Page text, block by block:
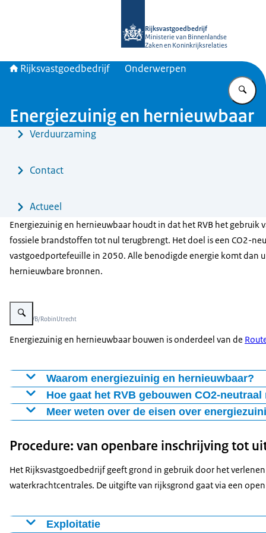
Rijksvastgoedbedrijf
Ministerie van Binnenlandse
Zaken en Koninkrijksrelaties
Rijksvastgoedbedrijf Onderwerpen
Energiezuinig en hernieuwbaar
MenuVerduurzaming
Contact
Actueel
Energiezuinig en hernieuwbaar houdt in dat het RVB het gebruik
fossiele brandstoffen tot nul terugbrengt. Het doel is een CO2-
vastgoedportefeuille in 2050. Alle benodigde energie komt dan
hernieuwbare bronnen.
Vergroot afbeelding Zonnepanelen op de Van Ghentkazerne
Beeld: RVB/RobinUtrecht
Energiezuinig en hernieuwbaar bouwen is onderdeel van de
Waarom energiezuinig en hernieuwbaar?
Het doel is een CO2-neutrale vastgoedportefeuille in
Dan is ook het energieverbruik van kantoren
Hoe gaat het RVB gebouwen CO2-neutraal
Voor nieuwe gebouwen werkt het RVB met de
minimale afhankelijkheid van net moet worden
Netcongestie
en opgaven.
Meer weten over de eisen over
Procedure: van openbare inschrijving tot
Het Rijksvastgoedbedrijf geeft grond in gebruik door het
waterkrachtcentrales. De uitgifte van rijksgrond gaat via een
Exploitatie